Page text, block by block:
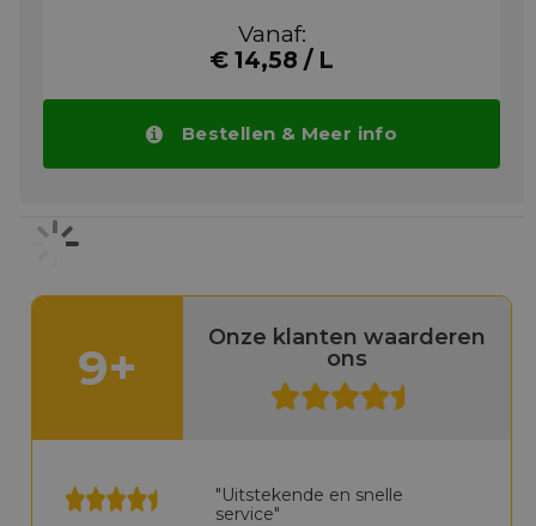
hebben. Indien niet beschikbaar, wordt het
gebruik van gedemineraliseerd of
gebruik als secundaire koeling, of
verwarming, in de voedingsmiddelen- en
drankenindustrie. Voor gebruik in gesloten
koelsystemen, met inbegrip van systemen
levensmiddelen mogelijk is. STRICTLY NOT
for use in applications where direct contact
rapid chilling. Diverse ontdooiings- en
ontdooitoepassingen. Vorst-, barst- en
corrosiebescherming van pijpleidingen.
Vanaf:
€ 14,58 / L
Bestellen & Meer info
9+
Onze klanten waarderen
ons
"Uitstekende en snelle
service"